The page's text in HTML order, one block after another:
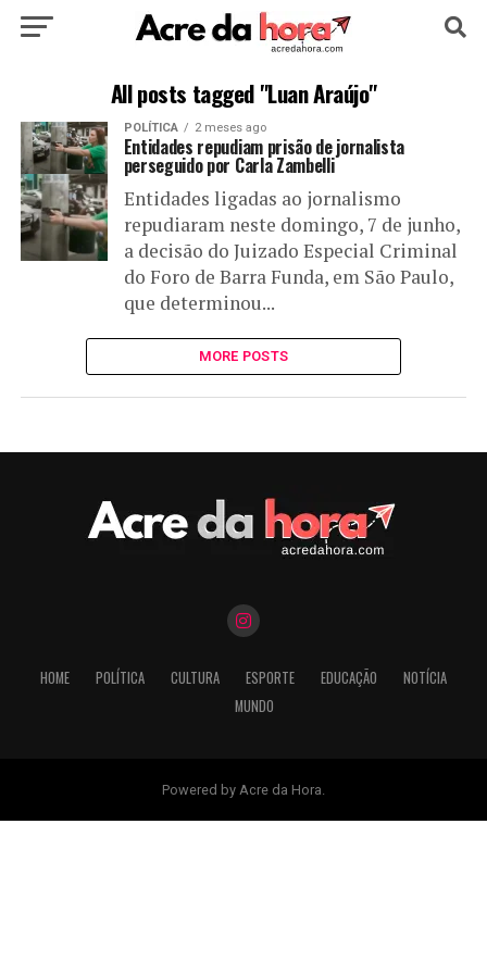
HOME POLÍTICA CULTURA ESPORTE
EDUCAÇÃO NOTÍCIA MUNDO
All posts tagged "Luan Araújo"
POLÍTICA 2 meses ago
Entidades repudiam prisão de jornalista
perseguido por Carla Zambelli
Entidades ligadas ao jornalismo
repudiaram neste domingo, 7 de junho,
a decisão do Juizado Especial Criminal
do Foro de Barra Funda, em São Paulo,
que determinou...
MORE POSTS
HOME POLÍTICA CULTURA ESPORTE EDUCAÇÃO
NOTÍCIA
MUNDO
Powered by Acre da Hora.